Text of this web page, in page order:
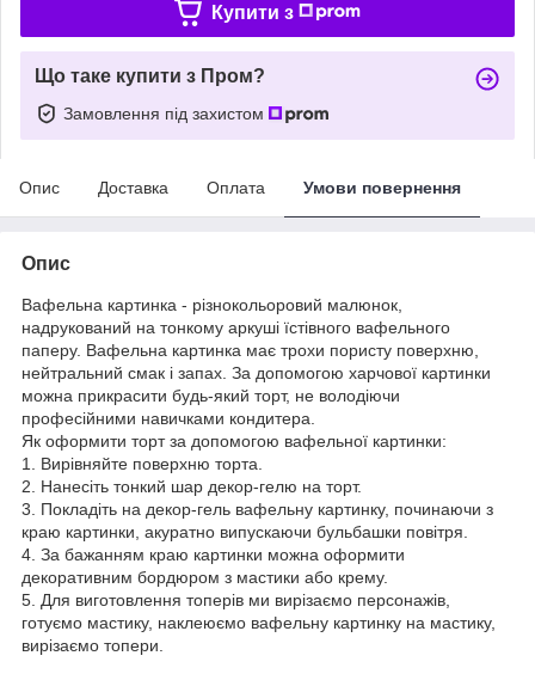
Купити з
Що таке купити з Пром?
Замовлення під захистом
Опис Доставка Оплата Умови повернення
Опис
Вафельна картинка - різнокольоровий малюнок,
надрукований на тонкому аркуші їстівного вафельного
паперу. Вафельна картинка має трохи пористу поверхню,
нейтральний смак і запах. За допомогою харчової картинки
можна прикрасити будь-який торт, не володіючи
професійними навичками кондитера.
Як оформити торт за допомогою вафельної картинки:
1. Вирівняйте поверхню торта.
2. Нанесіть тонкий шар декор-гелю на торт.
3. Покладіть на декор-гель вафельну картинку, починаючи з
краю картинки, акуратно випускаючи бульбашки повітря.
4. За бажанням краю картинки можна оформити
декоративним бордюром з мастики або крему.
5. Для виготовлення топерів ми вирізаємо персонажів,
готуємо мастику, наклеюємо вафельну картинку на мастику,
вирізаємо топери.